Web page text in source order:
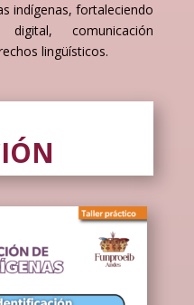
indígenas, fortaleciendo
comunicación
lingüísticos.